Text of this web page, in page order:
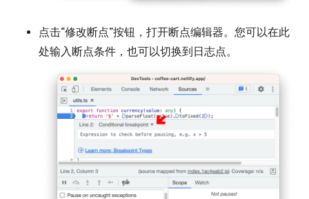
点击“修改断点”按钮，打开断点编辑器。您可以在此
处输入断点条件，也可以切换到日志点。